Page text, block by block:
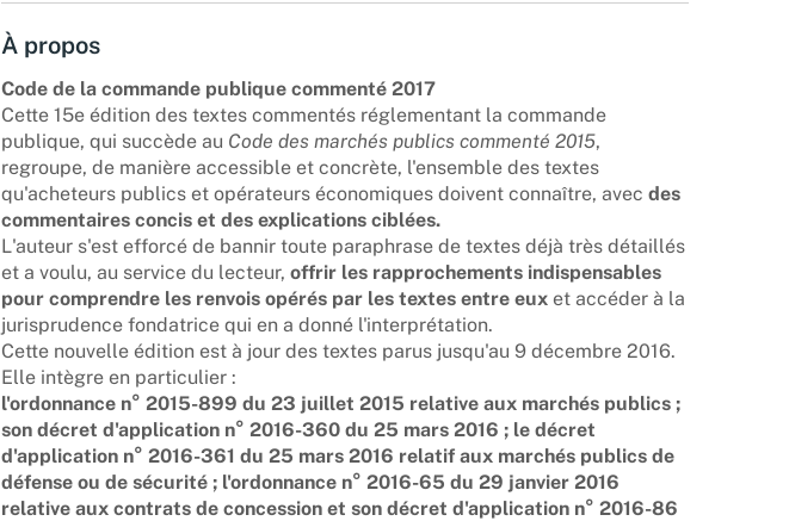
À propos
Code de la commande publique commenté 2017
Cette 15e édition des textes commentés réglementant la commande
publique, qui succède au Code des marchés publics commenté 2015,
regroupe, de manière accessible et concrète, l'ensemble des textes
qu'acheteurs publics et opérateurs économiques doivent connaître, avec des
commentaires concis et des explications ciblées.
L'auteur s'est efforcé de bannir toute paraphrase de textes déjà très détaillés
et a voulu, au service du lecteur, offrir les rapprochements indispensables
pour comprendre les renvois opérés par les textes entre eux et accéder à la
jurisprudence fondatrice qui en a donné l'interprétation.
Cette nouvelle édition est à jour des textes parus jusqu'au 9 décembre 2016.
Elle intègre en particulier :
l'ordonnance n° 2015-899 du 23 juillet 2015 relative aux marchés publics ;
son décret d'application n° 2016-360 du 25 mars 2016 ; le décret
d'application n° 2016-361 du 25 mars 2016 relatif aux marchés publics de
défense ou de sécurité ; l'ordonnance n° 2016-65 du 29 janvier 2016
relative aux contrats de concession et son décret d'application n° 2016-86